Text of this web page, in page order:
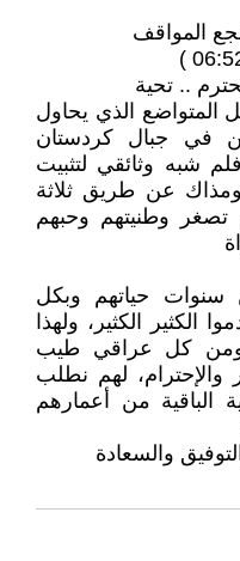
.. تحية
المتواضع الذي يحاول
في جبال كردستان
شبه وثائقي لتثبيت
عن طريق ثلاثة
وطنيتهم وحبهم
سنوات حياتهم وبكل
الكثير الكثير، ولهذا
ومن كل عراقي طيب
لهم نطلب
الباقية من أعمارهم
والسعادة